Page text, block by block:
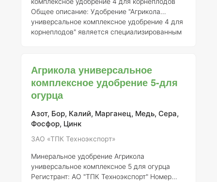
Общее описание:
универсальное комплексное удобрение 4 для
корнеплодов" является специализированным
и имеет номер регистрации 046-10-3205-1,
выданный взамен ранее выданного
свидетельства о государственной
регистрации от 21.07.2015 № 718.
элементов: Удобрение содержит
сбалансированный набор питательны
Агрикола универсальное
комплексное удобрение 5-для
огурца
Азот, Бор, Калий, Марганец, Медь, Сера,
Фосфор, Цинк
ЗАО «ТПК Техноэкспорт»
Минеральное удобрение Агрикола
универсальное комплексное 5 для огурца
Регистрант: АО "ТПК Техноэкспорт" Номер